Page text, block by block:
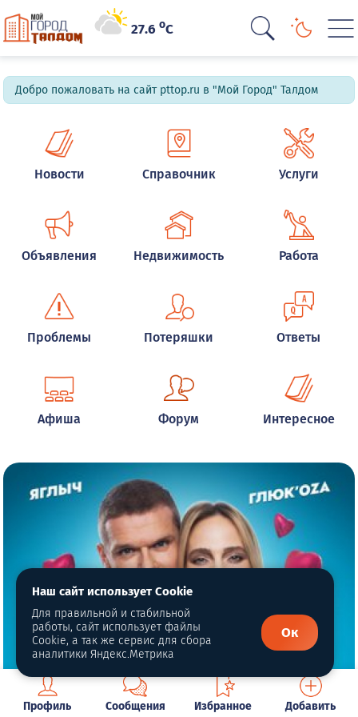
27.6oC
Добро пожаловать на сайт pttop.ru в "Мой Город" Талдом
Новости Справочник Услуги
Объявления Недвижимость Работа
Проблемы Потеряшки Ответы
Афиша Форум Интересное
Профиль Сообщения Избранное Добавить
Наш сайт использует Cookie
Для правильной и стабильной
работы, сайт использует файлы
Cookie, а так же сервис для сбора
аналитики Яндекс.Метрика
Ок